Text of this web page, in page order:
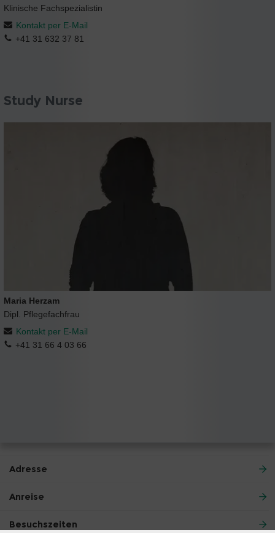
Klinische Fachspezialistin
Kontakt per E-Mail
+41 31 632 37 81
Study Nurse
Maria Herzam
Dipl. Pflegefachfrau
Kontakt per E-Mail
+41 31 66 4 03 66
Adresse
Anreise
Besuchszeiten